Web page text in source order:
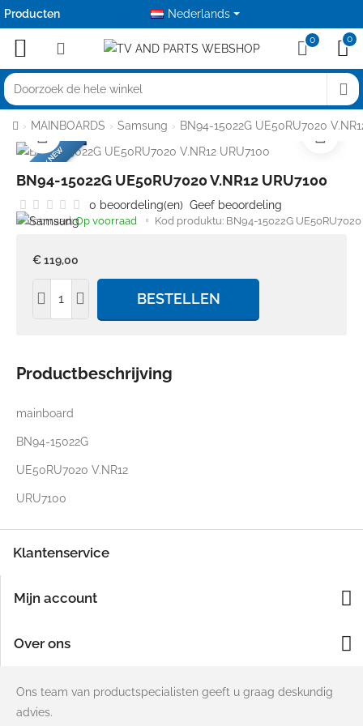
Producten Nederlands
0 0
Doorzoek
winkel
home
MAINBOARDS Samsung BN94-15022G UE50RU7020
FACTORY NEW
BN94-15022G UE50RU7020 V.NR12 URU7100
Voorraad: Op voorraad Kod produktu: BN94-15022G UE50RU7020
0 beoordeling(en) Geef beoordeling
€ 119,00
BESTELLEN
Productbeschrijving
mainboard
BN94-15022G
UE50RU7020 V.NR12
URU7100
Klantenservice
Mijn account
Over ons
Ons team van productspecialisten geeft u graag deskundig
advies.